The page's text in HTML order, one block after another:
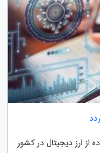
از ارز دیجیتال در کشور